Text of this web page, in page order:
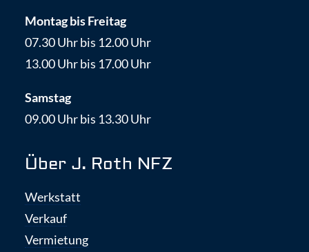
Montag bis Freitag
07.30 Uhr bis 12.00 Uhr
13.00 Uhr bis 17.00 Uhr
Samstag
09.00 Uhr bis 13.30 Uhr
Über J. Roth NFZ
Werkstatt
Verkauf
Vermietung